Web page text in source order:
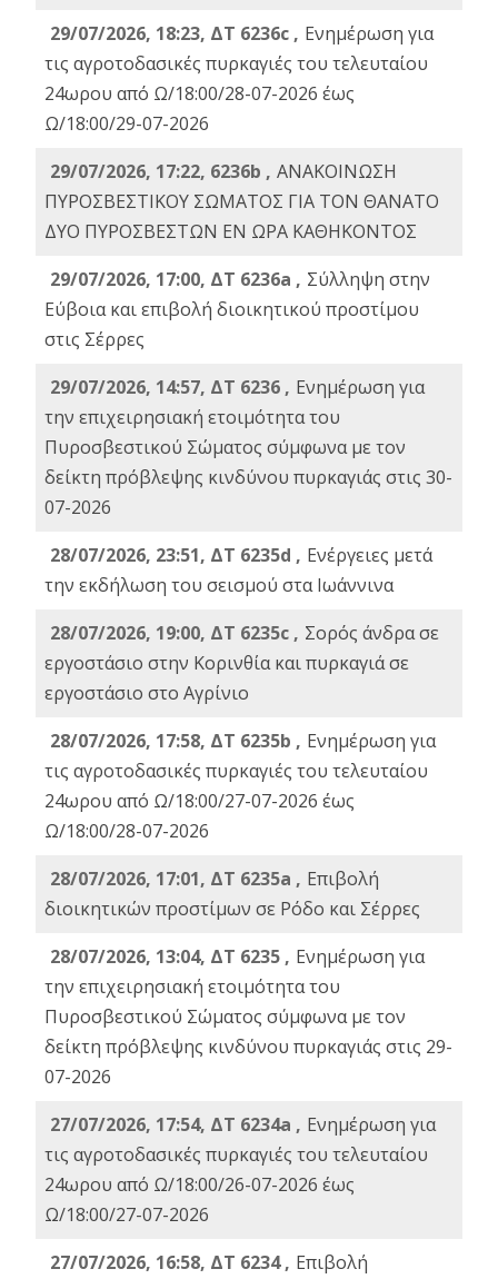
29/07/2026, 18:23, ΔΤ 6236c , Ενημέρωση για
τις αγροτοδασικές πυρκαγιές του τελευταίου
24ωρου από Ω/18:00/28-07-2026 έως
Ω/18:00/29-07-2026
29/07/2026, 17:22, 6236b , ΑΝΑΚΟΙΝΩΣΗ
ΠΥΡΟΣΒΕΣΤΙΚΟΥ ΣΩΜΑΤΟΣ ΓΙΑ ΤΟΝ ΘΑΝΑΤΟ
ΔΥΟ ΠΥΡΟΣΒΕΣΤΩΝ ΕΝ ΩΡΑ ΚΑΘΗΚΟΝΤΟΣ
29/07/2026, 17:00, ΔΤ 6236a , Σύλληψη στην
Εύβοια και επιβολή διοικητικού προστίμου
στις Σέρρες
29/07/2026, 14:57, ΔΤ 6236 , Ενημέρωση για
την επιχειρησιακή ετοιμότητα του
Πυροσβεστικού Σώματος σύμφωνα με τον
δείκτη πρόβλεψης κινδύνου πυρκαγιάς στις 30-
07-2026
28/07/2026, 23:51, ΔΤ 6235d , Ενέργειες μετά
την εκδήλωση του σεισμού στα Ιωάννινα
28/07/2026, 19:00, ΔΤ 6235c , Σορός άνδρα σε
εργοστάσιο στην Κορινθία και πυρκαγιά σε
εργοστάσιο στο Αγρίνιο
28/07/2026, 17:58, ΔΤ 6235b , Ενημέρωση για
τις αγροτοδασικές πυρκαγιές του τελευταίου
24ωρου από Ω/18:00/27-07-2026 έως
Ω/18:00/28-07-2026
28/07/2026, 17:01, ΔΤ 6235a , Eπιβολή
διοικητικών προστίμων σε Ρόδο και Σέρρες
28/07/2026, 13:04, ΔΤ 6235 , Ενημέρωση για
την επιχειρησιακή ετοιμότητα του
Πυροσβεστικού Σώματος σύμφωνα με τον
δείκτη πρόβλεψης κινδύνου πυρκαγιάς στις 29-
07-2026
27/07/2026, 17:54, ΔΤ 6234a , Ενημέρωση για
τις αγροτοδασικές πυρκαγιές του τελευταίου
24ωρου από Ω/18:00/26-07-2026 έως
Ω/18:00/27-07-2026
27/07/2026, 16:58, ΔΤ 6234 , Eπιβολή